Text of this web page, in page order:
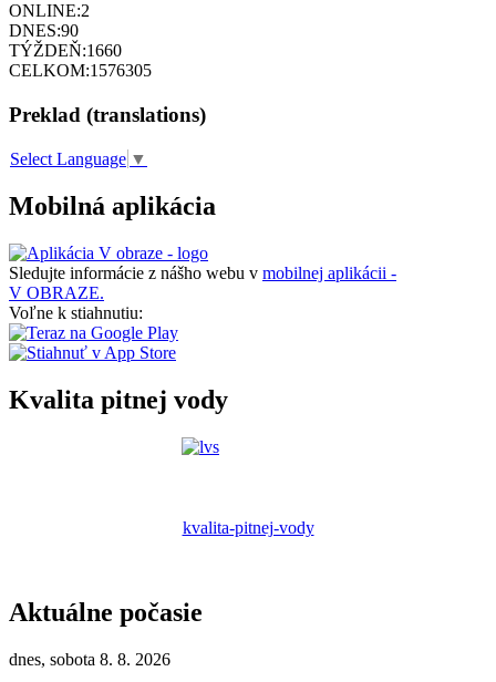
ONLINE:2
DNES:90
TÝŽDEŇ:1660
CELKOM:1576305
Preklad (translations)
Select Language ▼
Mobilná aplikácia
Sledujte informácie z nášho webu v mobilnej aplikácii -
V OBRAZE.
Voľne k stiahnutiu:
Kvalita pitnej vody
kvalita-pitnej-vody
Aktuálne počasie
dnes, sobota 8. 8. 2026